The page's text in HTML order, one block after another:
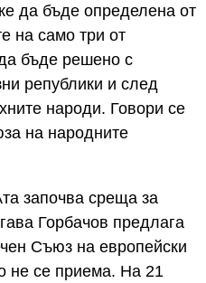
да бъде определена от
на само три от
бъде решено с
републики и след
народи. Говори се
на народните
започва среща за
Горбачов предлага
Съюз на европейски
не се приема. На 21